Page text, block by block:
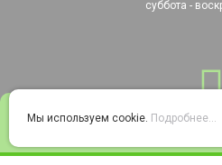
Войти
суббота -
Мы используем cookie. Подробнее...